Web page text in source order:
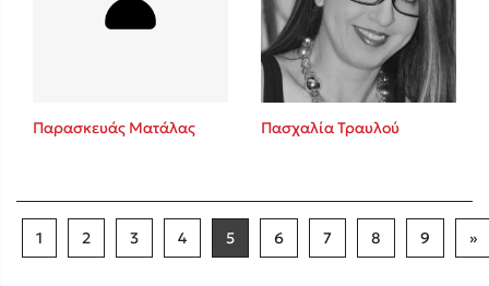
Παρασκευάς Ματάλας Πασχαλία Τραυλού
1 2 3 4 5 6 7 8 9 »